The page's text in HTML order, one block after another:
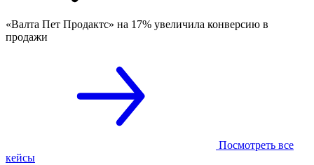
«Валта Пет Продактс» на 17% увеличила конверсию в
продажи
Посмотреть все
кейсы